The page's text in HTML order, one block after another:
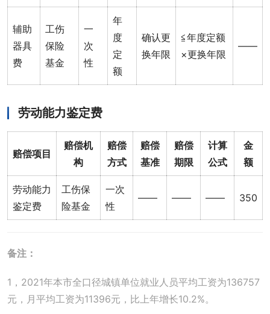
辅助
器具
费
工伤
保险
基金
一
次
性
年
度
定
额
确认更
换年限
≦年度定额
×更换年限
——
劳动能力鉴定费
赔偿项目
赔偿机
构
赔偿
方式
赔偿
基准
赔偿
期限
计算
公式
金
额
劳动能力
鉴定费
工伤保
险基金
一次
性
—— —— —— 350
备注：
1，2021年本市全口径城镇单位就业人员平均工资为136757
元，月平均工资为11396元，比上年增长10.2%。